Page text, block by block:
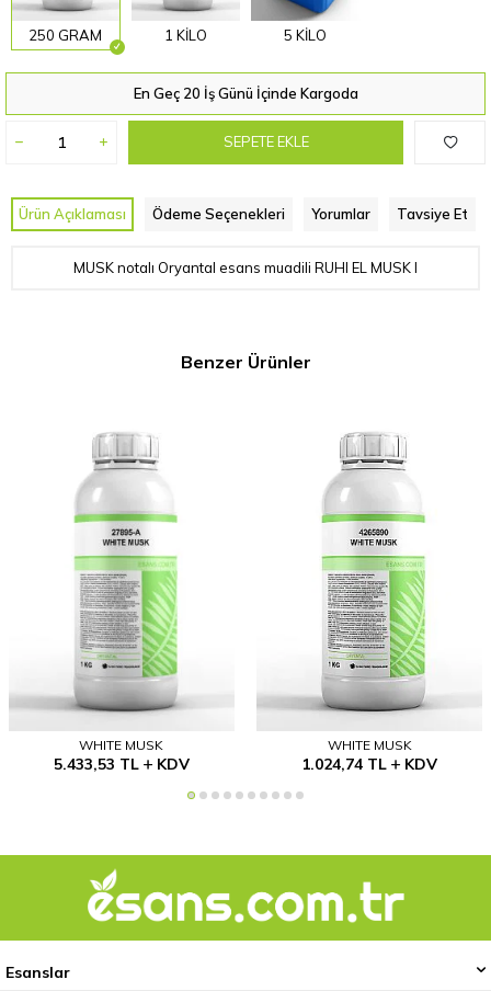
250 GRAM 1 KİLO 5 KİLO
En Geç 20 İş Günü İçinde Kargoda
SEPETE EKLE
Ürün Açıklaması Ödeme Seçenekleri Yorumlar Tavsiye Et
MUSK notalı Oryantal esans muadili RUHI EL MUSK I
Benzer Ürünler
WHITE MUSK
5.433,53 TL KDV
WHITE MUSK
1.024,74 TL KDV
Esanslar